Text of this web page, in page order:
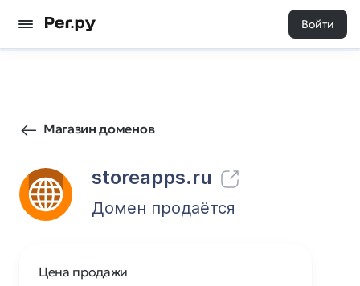
Войти
Магазин доменов
storeapps.ru
15 0
Домен продаётся
Цена продажи